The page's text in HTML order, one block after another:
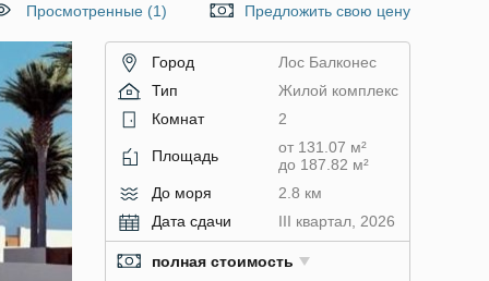
Просмотренные (1) Предложить свою цену
Город
Лос Балконес
Тип
Жилой комплекс
Комнат
2
Площадь
от 131.07 м²
до 187.82 м²
До моря
2.8 км
Дата сдачи
III квартал, 2026
полная стоимость